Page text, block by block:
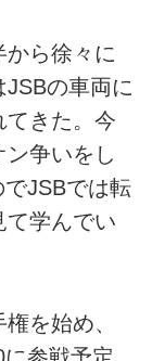
から徐々に
の車両に
てきた。今
争いをし
JSBでは転
て学んでい
を始め、